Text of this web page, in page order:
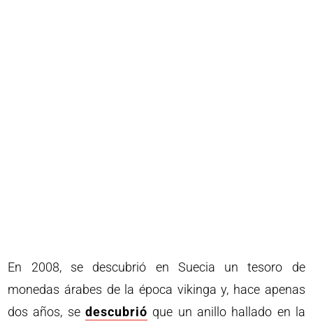
En 2008, se descubrió en Suecia un tesoro de
monedas árabes de la época vikinga y, hace apenas
dos años, sedescubrió que un anillo hallado en la